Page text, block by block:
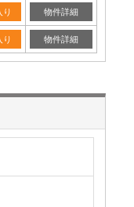
り 物件詳細
り 物件詳細